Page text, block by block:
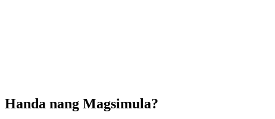
Makipagtulungan kasama ang iyong team sa shared campaigns.
Handa nang Magsimula?